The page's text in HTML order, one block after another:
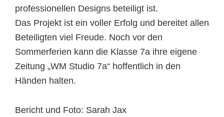
professionellen Designs beteiligt ist.
Das Projekt ist ein voller Erfolg und bereitet allen
Beteiligten viel Freude. Noch vor den
Sommerferien kann die Klasse 7a ihre eigene
Zeitung „WM Studio 7a“ hoffentlich in den
Händen halten.
Bericht und Foto: Sarah Jax